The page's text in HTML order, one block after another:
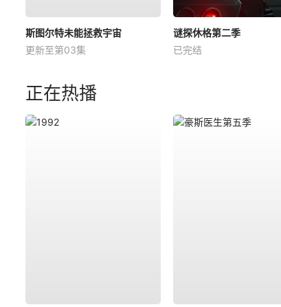
斯图尔特未能拯救宇宙
更新至第03集
谜探休格第二季
已完结
正在热播